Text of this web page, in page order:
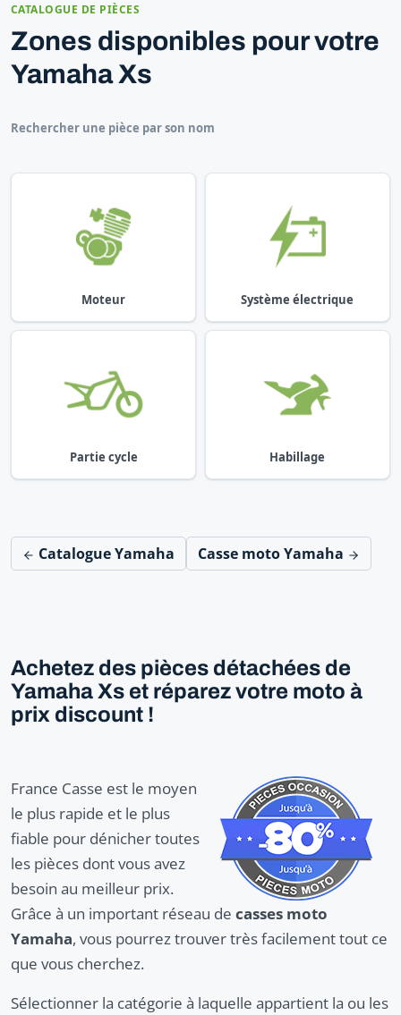
CATALOGUE DE PIÈCES
Zones disponibles pour votre
Yamaha Xs
Rechercher une pièce par son nom
Moteur Système électrique
Partie cycle Habillage
Catalogue Yamaha Casse moto Yamaha
Achetez des pièces détachées de
Yamaha Xs et réparez votre moto à
prix discount !
France Casse est le moyen
le plus rapide et le plus
fiable pour dénicher toutes
les pièces dont vous avez
besoin au meilleur prix.
Grâce à un important réseau de casses moto
Yamaha, vous pourrez trouver très facilement tout ce
que vous cherchez.
Sélectionner la catégorie à laquelle appartient la ou les